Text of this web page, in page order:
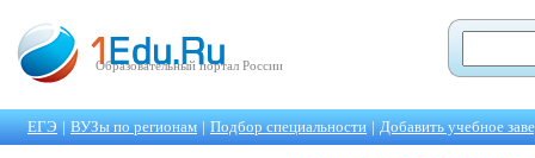
Образовательный портал России
ЕГЭ | ВУЗы по регионам | Подбор специальности | Добавить учебное